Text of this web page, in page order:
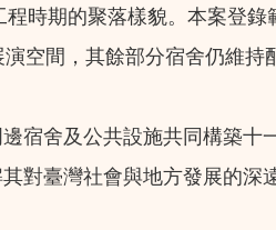
時期的聚落樣貌。本案登
空間，其餘部分宿舍仍維持
宿舍及公共設施共同構築
對臺灣社會與地方發展的深